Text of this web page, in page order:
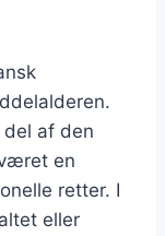
af den
en
retter. I
eller